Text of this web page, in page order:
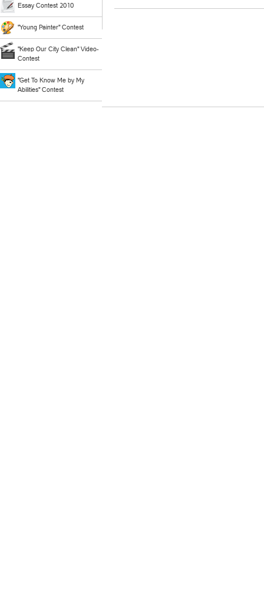
Essay Contest 2010
"Young Painter" Contest
"Keep Our City Clean" Video-
Contest
"Get To Know Me by My
Abilities" Contest